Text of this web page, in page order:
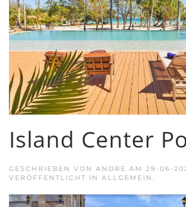
Island Center
GESCHRIEBEN VON ANDRE AM 29-06-
VERÖFFENTLICHT IN ALLGEMEIN.